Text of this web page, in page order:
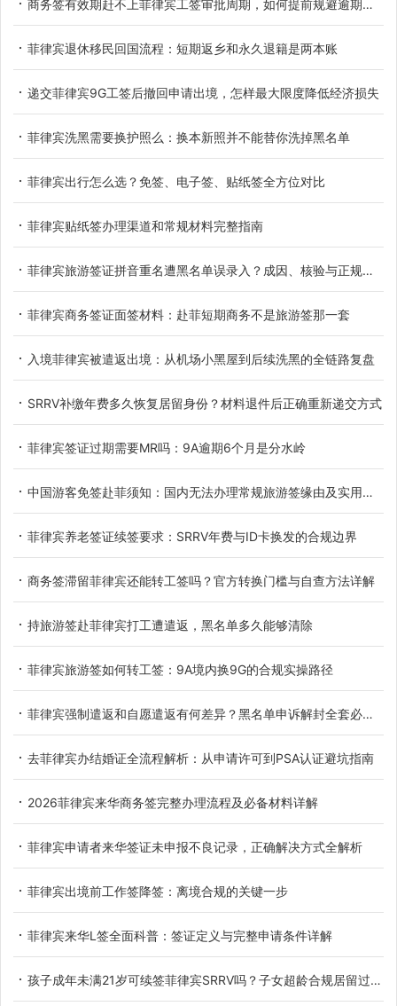
商务签有效期赶不上菲律宾工签审批周期，如何提前规避逾期滞留
菲律宾退休移民回国流程：短期返乡和永久退籍是两本账
递交菲律宾9G工签后撤回申请出境，怎样最大限度降低经济损失
菲律宾洗黑需要换护照么：换本新照并不能替你洗掉黑名单
菲律宾出行怎么选？免签、电子签、贴纸签全方位对比
菲律宾贴纸签办理渠道和常规材料完整指南
菲律宾旅游签证拼音重名遭黑名单误录入？成因、核验与正规解决办法
菲律宾商务签证面签材料：赴菲短期商务不是旅游签那一套
入境菲律宾被遣返出境：从机场小黑屋到后续洗黑的全链路复盘
SRRV补缴年费多久恢复居留身份？材料退件后正确重新递交方式
菲律宾签证过期需要MR吗：9A逾期6个月是分水岭
中国游客免签赴菲须知：国内无法办理常规旅游签缘由及实用替代方案
菲律宾养老签证续签要求：SRRV年费与ID卡换发的合规边界
商务签滞留菲律宾还能转工签吗？官方转换门槛与自查方法详解
持旅游签赴菲律宾打工遭遣返，黑名单多久能够清除
菲律宾旅游签如何转工签：9A境内换9G的合规实操路径
菲律宾强制遣返和自愿遣返有何差异？黑名单申诉解封全套必备材料详解
去菲律宾办结婚证全流程解析：从申请许可到PSA认证避坑指南
2026菲律宾来华商务签完整办理流程及必备材料详解
菲律宾申请者来华签证未申报不良记录，正确解决方式全解析
菲律宾出境前工作签降签：离境合规的关键一步
菲律宾来华L签全面科普：签证定义与完整申请条件详解
孩子成年未满21岁可续签菲律宾SRRV吗？子女超龄合规居留过渡办法详解